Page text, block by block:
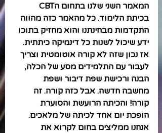
בכיתת הלימוד. כל מהאמר כזה מהווה
התקדמות מבחינתנו והוא מחזיק בתוכו
ידע שיכול לשנות כל דינמיקה כיתתית.
אז נכון שזה לא קורה אוטומטית וצריך
לעבור עם התלמידים מסע של הכלה,
הבנה ורכישת שפת דיבור ושפת
מחשבה חדשה. אבל כזה קורה. זה
קורה! והכיתה הרועשת והסוערת
הופכת יום אחד לכיתה של מלאכים.
אנחנו ממליצים בחום לקרוא את